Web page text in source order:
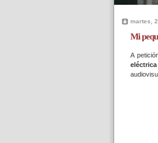
martes,
Mi
A
eléctrica